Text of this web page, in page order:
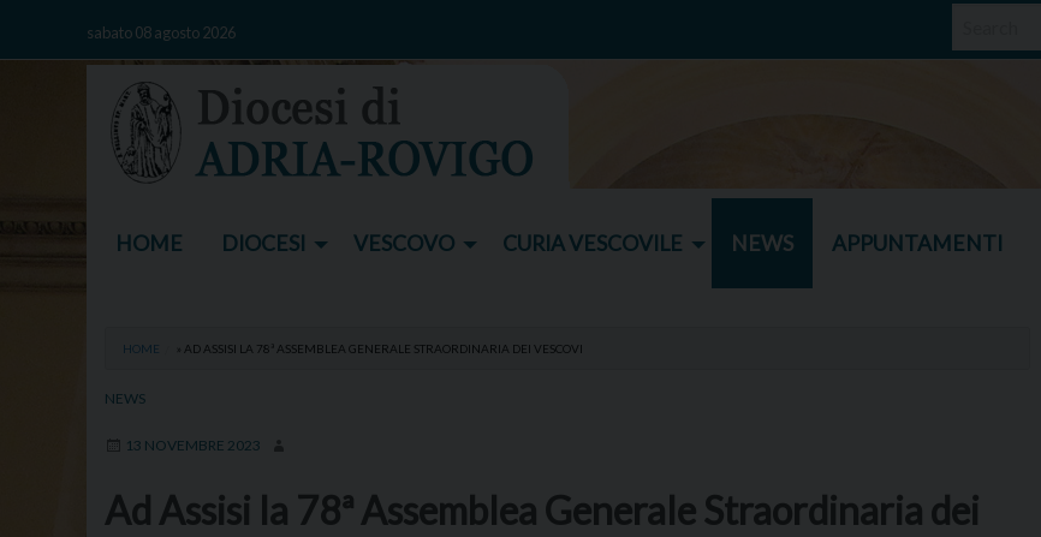
sabato 08 agosto 2026
HOME DIOCESI VESCOVO CURIA VESCOVILE NEWS APPUNTAMENTI
HOME » AD ASSISI LA 78ª ASSEMBLEA GENERALE STRAORDINARIA DEI VESCOVI
NEWS
13 NOVEMBRE 2023
Ad Assisi la 78ª Assemblea Generale Straordinaria dei